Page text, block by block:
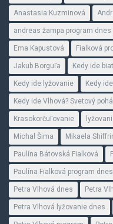
Anastasia Kuzminová
andreas žampa program dnes
Ema Kapustová Fialková
Jakub Borguľa Kedy ide
Kedy ide lyžovanie Kedy
Kedy ide Vlhová? Svetový
Krasokorčuľovanie
Michal Šima Mikaela
Paulína Bátovská Fialková
Paulína Fialková program dnes
Petra Vlhová dnes Petra
Petra Vlhová lyžovanie dnes